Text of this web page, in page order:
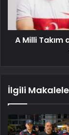
A Milli
İlgili